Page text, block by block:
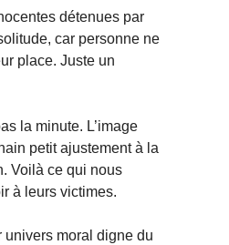
détenues par
car personne ne
place. Juste un
la minute. L’image
petit ajustement à la
Voilà ce qui nous
à leurs victimes.
univers moral digne du